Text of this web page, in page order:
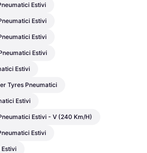
Estivi
Estivi
Estivi
Estivi
Estivi
Tyres Pneumatici
Estivi
Estivi - V (240 Km/h)
Estivi
Estivi